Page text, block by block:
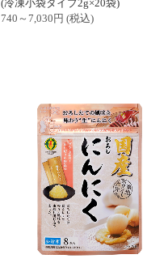
(冷凍小袋タイプ2g×20袋)
740～7,030円 (税込)